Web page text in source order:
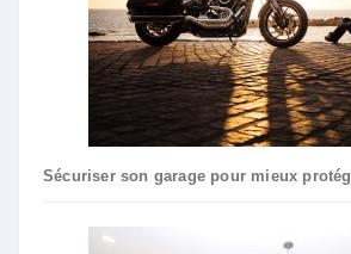
Sécuriser son garage pour mieux